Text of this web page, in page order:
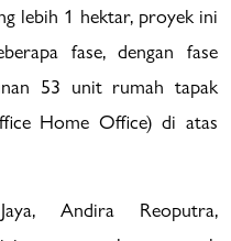
lebih 1 hektar, proyek ini
fase, dengan fase
53 unit rumah tapak
Home Office) di atas
Andira Reoputra,